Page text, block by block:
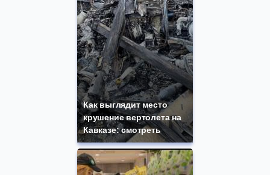
Как выглядит место
крушение вертолета на
Кавказе: смотреть